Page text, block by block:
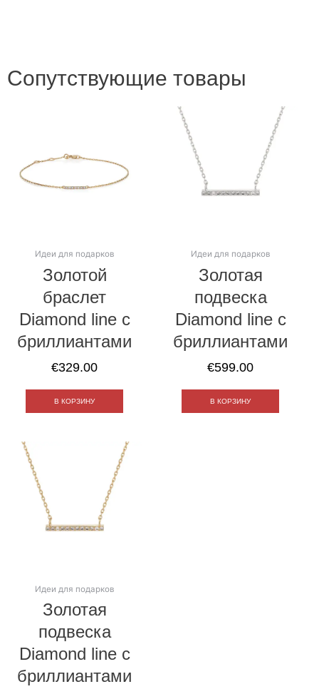
Сопутствующие товары
Идеи для подарков
Золотой
браслет
Diamond line с
бриллиантами
€329.00
В КОРЗИНУ
Идеи для подарков
Золотая
подвеска
Diamond line с
бриллиантами
€599.00
В КОРЗИНУ
Идеи для подарков
Золотая
подвеска
Diamond line с
бриллиантами